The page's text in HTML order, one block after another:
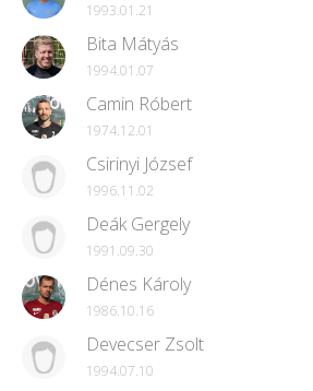
1993.01.21
Bita Mátyás
1994.01.07
Camin Róbert
1974.12.01
Csirinyi József
1996.11.02
Deák Gergely
1991.09.30
Dénes Károly
1986.10.16
Devecser Zsolt
1994.07.10